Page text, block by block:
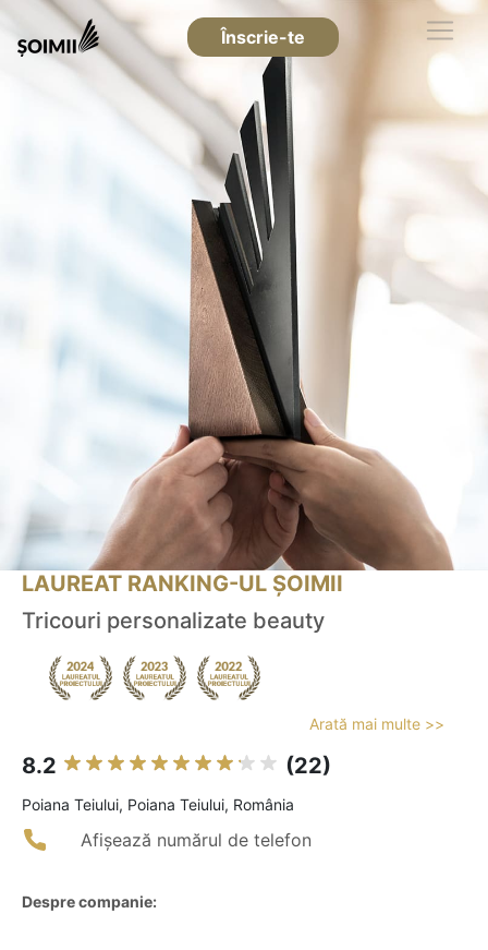
Înscrie-te
LAUREAT RANKING-UL ȘOIMII
Tricouri personalizate beauty
Arată mai multe >>
8.2 (22)
Poiana Teiului, Poiana Teiului, România
Afișează numărul de telefon
Despre companie: